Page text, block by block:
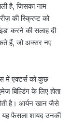
है, जिसका नाम
की स्क्रिप्ट को
करने की सलाह दी
हैं, जो अक्सर नए
में एक्टर्स को कुछ
बिल्डिंग के लिए होता
है। आर्यन खान जैसे
यह फैसला शायद उनकी